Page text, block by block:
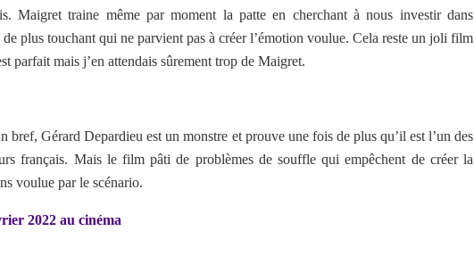
Maigret traine même par moment la patte en cherchant à nous investir dans
de plus touchant qui ne parvient pas à créer l’émotion voulue. Cela reste un joli film
parfait mais j’en attendais sûrement trop de Maigret.
bref, Gérard Depardieu est un monstre et prouve une fois de plus qu’il est l’un des
français. Mais le film pâti de problèmes de souffle qui empêchent de créer la
voulue par le scénario.
2022 au cinéma